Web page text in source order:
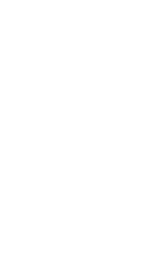
應用程式，然後
連結至現有要求,
單項目。